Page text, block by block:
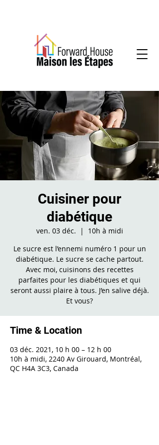
Cuisiner pour
diabétique
ven. 03 déc.
  |
10h à midi
Le sucre est l’ennemi numéro 1 pour un
diabétique. Le sucre se cache partout.
Avec moi, cuisinons des recettes
parfaites pour les diabétiques et qui
seront aussi plaire à tous. J’en salive déjà.
Et vous?
Time & Location
03 déc. 2021, 10 h 00 – 12 h 00
10h à midi, 2240 Av Girouard, Montréal,
QC H4A 3C3, Canada